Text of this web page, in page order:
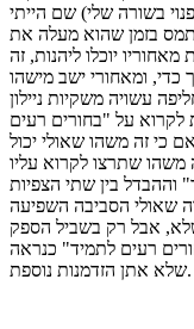
בשורה שלי) שם הייתי
בזמן שהוא מעלה את
יוכלו ליהנות, זה
ומאחורי ישב מישהו
לקרוא על "בחורים רעים
כי זה משהו שאולי יכול
משהו שתרצו לקרוא עליו
וההבדל בין שתי הצפיות
שאולי הסביבה השפיעה
רעים לתמיד" כנראה
שלא אתן הזדמנות נוספת.